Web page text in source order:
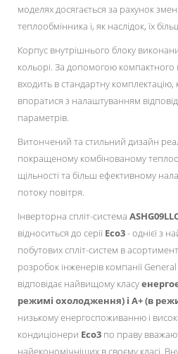
моделях досягається за рахунок
теплообмінника і, як наслідок, їх
Корпус внутрішнього блоку
кольорі. За допомогою компактного
входить в стандартну
впоратися з налаштуванням
параметрів.
Витончений та стильний дизайн
покращеному комбінованому
щільності та більш ефективному
потоку повітря.
Інверторна спліт-система
відноситься до серії Eco3- однієї з
побутових спліт-систем в
розробок інженерів компанії
відповідає найвищому класу
режимі охолодження) і А+ (в
низькому енергоспоживанню і
кондиціонери Eco3 по праву